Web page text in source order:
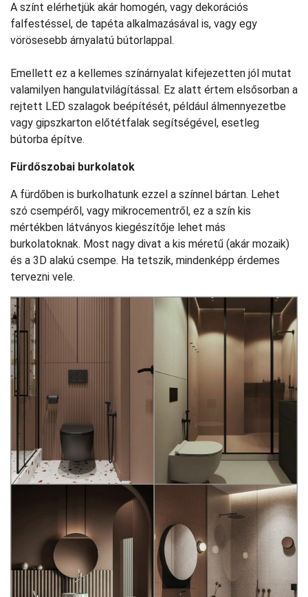
A színt elérhetjük akár homogén, vagy dekorációs
falfestéssel, de tapéta alkalmazásával is, vagy egy
vörösesebb árnyalatú bútorlappal.
Emellett ez a kellemes színárnyalat kifejezetten jól mutat
valamilyen hangulatvilágítással. Ez alatt értem elsősorban a
rejtett LED szalagok beépítését, például álmennyezetbe
vagy gipszkarton előtétfalak segítségével, esetleg
bútorba építve.
Fürdőszobai burkolatok
A fürdőben is burkolhatunk ezzel a színnel bártan. Lehet
szó csempéről, vagy mikrocementről, ez a szín kis
mértékben látványos kiegészítője lehet más
burkolatoknak. Most nagy divat a kis méretű (akár mozaik)
és a 3D alakú csempe. Ha tetszik, mindenképp érdemes
tervezni vele.